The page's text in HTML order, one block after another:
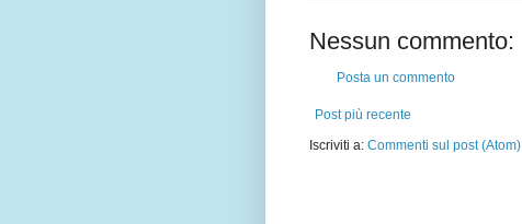
Nessun commento:
Posta un commento
Post più recente
Iscriviti a: Commenti sul post (Atom)